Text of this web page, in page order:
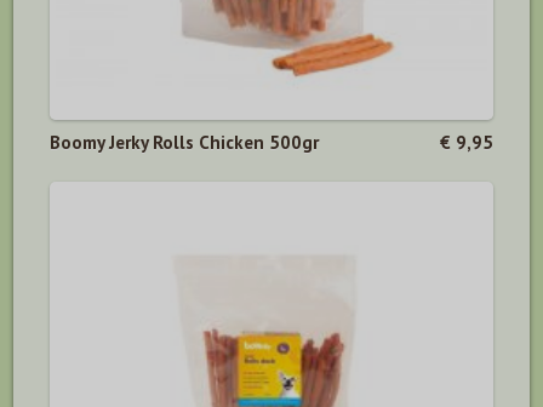
Boomy Jerky Rolls Chicken 500gr € 9,95